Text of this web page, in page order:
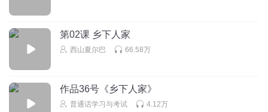
第02课 乡下人家
西山夏尔巴 66.58万
作品36号《乡下人家》
普通话学习与考试 4.12万